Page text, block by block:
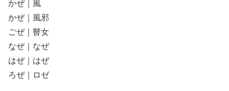
かぜ｜風
かぜ｜風邪
ごぜ｜瞽女
なぜ｜なぜ
はぜ｜はぜ
ろぜ｜ロゼ